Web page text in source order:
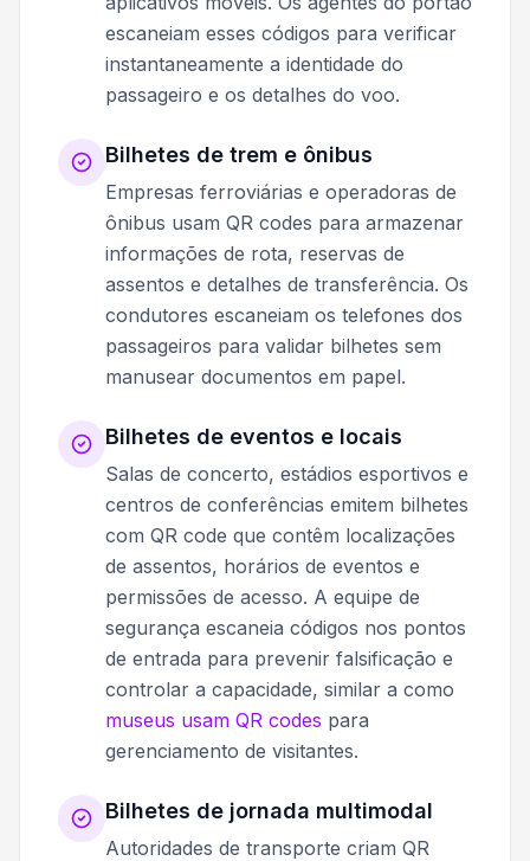
escaneiam esses códigos para verificar
instantaneamente a identidade do
passageiro e os detalhes do voo.
Bilhetes de trem e ônibus
Empresas ferroviárias e operadoras de
ônibus usam QR codes para armazenar
informações de rota, reservas de
assentos e detalhes de transferência. Os
condutores escaneiam os telefones dos
passageiros para validar bilhetes sem
manusear documentos em papel.
Bilhetes de eventos e locais
Salas de concerto, estádios esportivos e
centros de conferências emitem bilhetes
com QR code que contêm localizações
de assentos, horários de eventos e
permissões de acesso. A equipe de
segurança escaneia códigos nos pontos
de entrada para prevenir falsificação e
controlar a capacidade, similar a como
museus usam QR codes para
gerenciamento de visitantes.
Bilhetes de jornada multimodal
Autoridades de transporte criam QR